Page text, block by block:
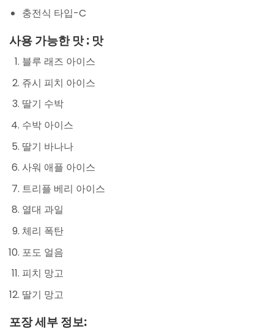
충전식 타입-C
사용 가능한 맛 : 맛
블루 래즈 아이스
쥬시 피치 아이스
딸기 수박
수박 아이스
딸기 바나나
사워 애플 아이스
트리플 베리 아이스
열대 과일
체리 폭탄
포도 얼음
피치 망고
딸기 망고
포장 세부 정보: